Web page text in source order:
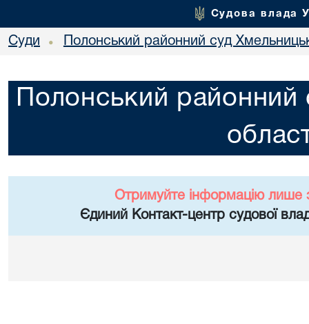
Судова влада
Суди • Полонський районний суд
Полонський районний
Отримуйте інформацію лише
Єдиний Контакт-центр судової